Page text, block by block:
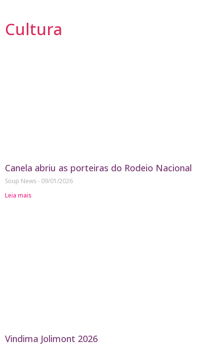
Cultura
Canela abriu as porteiras do Rodeio Nacional
Soup News
09/01/2026
Leia mais
Vindima Jolimont 2026